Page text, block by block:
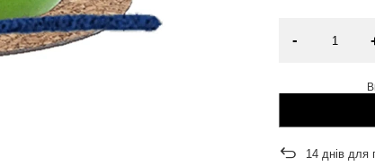
-
14 днів для